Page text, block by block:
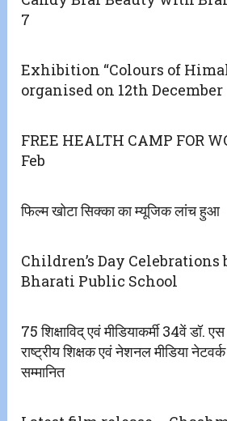
7
Exhibition “Colours of
organised on 12th December
FREE HEALTH CAMP FOR
Feb
फिल्म खोटा सिक्का का म्यूजिक लांच हुआ
Children’s Day
Bharati Public School
75 शिक्षाविद् एवं मीडियाकर्मी 34वें डॉ.
राष्ट्रीय शिक्षक एवं नेशनल मीडिया
सम्मानित